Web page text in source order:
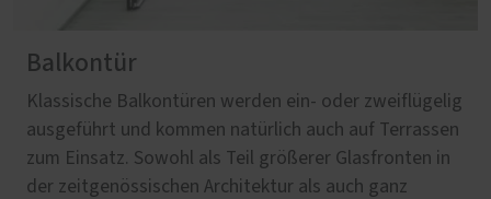
Balkontür
Klassische Balkontüren werden ein- oder zweiflügelig
ausgeführt und kommen natürlich auch auf Terrassen
zum Einsatz. Sowohl als Teil größerer Glasfronten in
der zeitgenössischen Architektur als auch ganz